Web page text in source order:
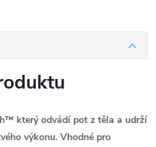
který odvádí pot z těla a udrží
výkonu. Vhodné pro